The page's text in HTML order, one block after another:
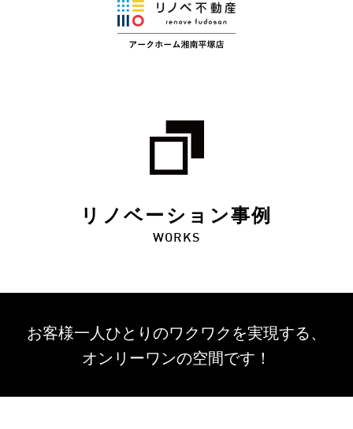
リノベーション事例
WORKS
お客様一人ひとりのワクワクを実現する、
オンリーワンの空間です！